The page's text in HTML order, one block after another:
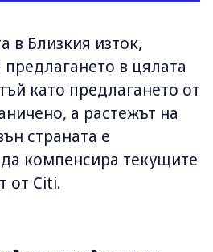
в Близкия изток,
предлагането в цялата
като предлагането от
а растежът на
страната е
компенсира текущите
от Citi.